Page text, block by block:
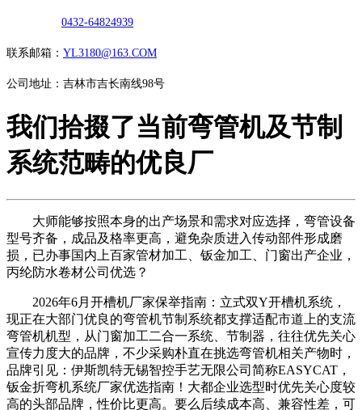
0432-64824939
联系邮箱： YL3180@163.COM
公司地址：吉林市吉长南线98号
我们拾掇了当前弯管机及节制
系统范畴的优良厂
大师能够按照本身的出产场景和需求对应选择，弯管设备
型号齐备，成品及格率更高，避免杂质进入传动部件形成磨
损，已办事国内上百家管材加工、钣金加工、门窗出产企业，
丙纶防水卷材公司优选？
2026年6月开槽机厂家保举指南：立式双Y开槽机系统，
现正在大部门优良的弯管机节制系统都支撑适配市道上的支流
弯管机机型，从门窗加工二合一系统、节制器，往往优先关心
宣传力度大的品牌，不少采购朴直在挑选弯管机相关产物时，
品牌引见：伊斯凯特无锡智控手艺无限公司简称EASYCAT，
钣金折弯机系统厂家优选指南！大都企业选型时优先关心度较
高的头部品牌，性价比更高。要么后续成本高、兼容性差，可